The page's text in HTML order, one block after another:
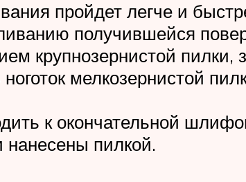
пройдет легче и
получившейся
крупнозернистой пилки,
мелкозернистой
к окончательной
нанесены пилкой.